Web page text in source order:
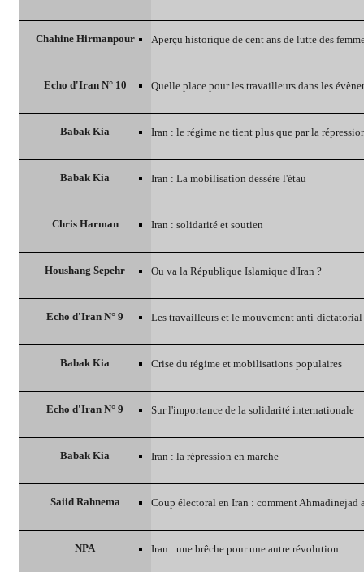
Chahine Hirmanpour Aperçu historique de cent ans de lutte des
Echo d'Iran N° 10 Quelle place pour les travailleurs dans les
Babak Kia Iran : le régime ne tient plus que par la
Babak Kia Iran : La mobilisation dessère l'étau
Chris Harman Iran : solidarité et soutien
Houshang Sepehr Ou va la République Islamique d'Iran ?
Echo d'Iran N° 9 Les travailleurs et le mouvement anti-
Babak Kia Crise du régime et mobilisations populaires
Echo d'Iran N° 9 Sur l'importance de la solidarité internationale
Babak Kia Iran : la répression en marche
Saiid Rahnema Coup électoral en Iran : comment Ahmadinejad
NPA Iran : une brêche pour une autre révolution